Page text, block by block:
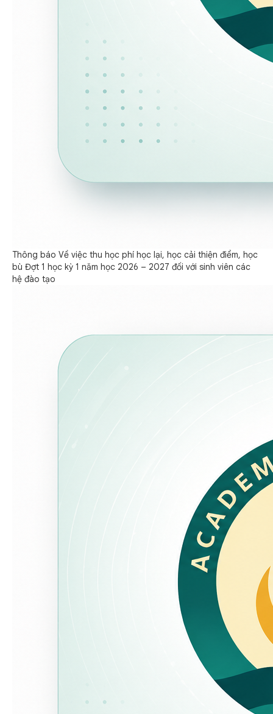
Thông báo Về việc thu học phí học lại, học cải thiện điểm, học
bù Đợt 1 học kỳ 1 năm học 2026 – 2027 đối với sinh viên các
hệ đào tạo